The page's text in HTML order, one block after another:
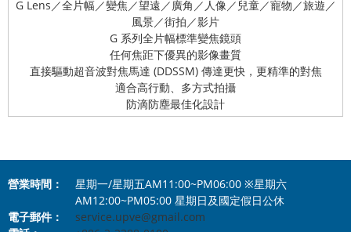
G Lens／全片幅／變焦／望遠／廣角／人像／兒童／寵物／旅遊／
風景／街拍／影片
G 系列全片幅標準變焦鏡頭
任何焦距下優異的影像畫質
直接驅動超音波對焦馬達 (DDSSM) 傳達更快，更精準的對焦
適合高行動、多方式拍攝
防滴防塵最佳化設計
營業時間：
星期一/星期五AM11:00~PM06:00 ※星期六
AM12:00~PM05:00 星期日及國定假日公休
電子郵件：
service.upve@gmail.com